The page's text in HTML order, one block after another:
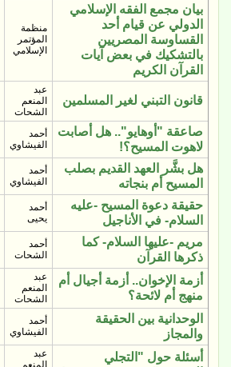
بيان مجمع الفقه الإسلامي
الدولي عن قيام أحد
القساوسة المصريين
بالتشكيك في بعض آيات
القرآن الكريم
منظمة
المؤتمر
الإسلامي
قانون التبني لغير المسلمين
عبد
المنعم
الشحات
صاعقة "أوهايو".. هل أصابت
لاهوت المسيح؟!
أحمد
الفيشاوي
هل بشَّر العهد القديم بصلب
المسيح أم بنجاته
أحمد
الفيشاوي
حقيقة دعوة المسيح -عليه
السلام- في الأناجيل
أحمد
يحيى
مريم -عليها السلام- كما
ذكرها القرآن
أحمد
الشحات
أزمة الإخوان.. أزمة أجيال أم
منهج أم لائحة؟
عبد
المنعم
الشحات
الوحدانية بين الحقيقة
والمجاز
أحمد
الفيشاوي
أسئلة حول "التجلي
عبد
المنعم